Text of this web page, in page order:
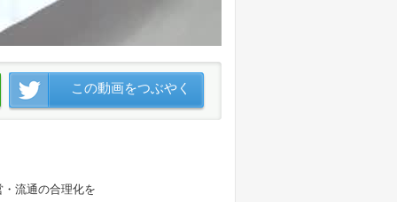
この動画をつぶやく
流通の合理化を